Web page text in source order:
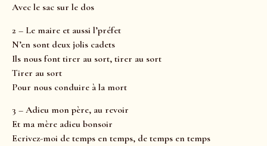
Avec le sac sur le dos
2 – Le maire et aussi l’préfet
N’en sont deux jolis cadets
Ils nous font tirer au sort, tirer au sort
Tirer au sort
Pour nous conduire à la mort
3 – Adieu mon père, au revoir
Et ma mère adieu bonsoir
Ecrivez-moi de temps en temps, de temps en temps